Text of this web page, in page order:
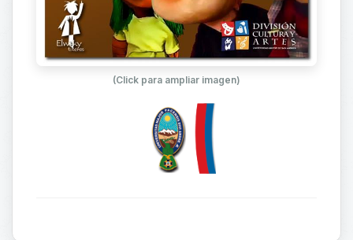
(Click para ampliar imagen)